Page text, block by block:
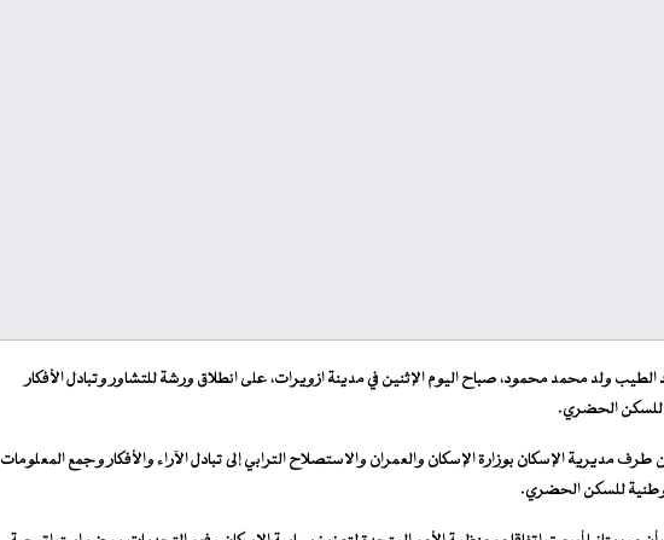
ولد محمد محمود، صباح اليوم الإثنين في مدينة ازويرات، على انطلاق ورشة للتشاور وتبادل الأفكار
للسكن الحضري.
مديرية الإسكان بوزارة الإسكان والعمران والاستصلاح الترابي إلى تبادل الآراء والأفكار وجمع المعلومات
وطنية للسكن الحضري.